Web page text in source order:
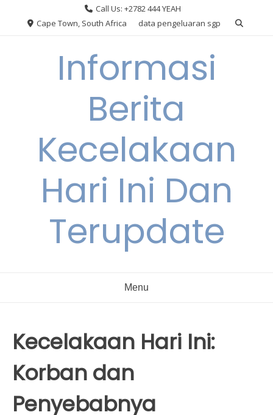
Call Us: +2782 444 YEAH
Cape Town, South Africa
data pengeluaran sgp
Informasi
Berita
Kecelakaan
Hari Ini Dan
Terupdate
Menu
Kecelakaan Hari Ini:
Korban dan
Penyebabnya